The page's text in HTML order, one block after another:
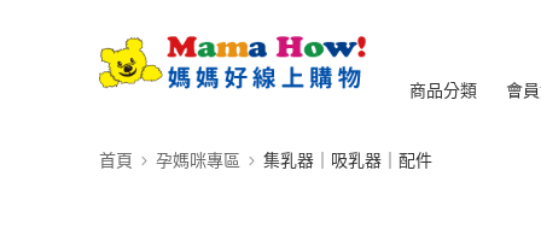
商品分類 會
首頁 孕媽咪專區 集乳器｜吸乳器｜配件